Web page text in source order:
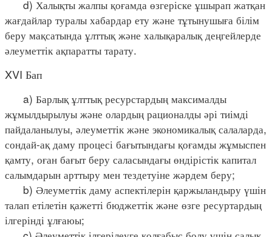
d) Халықты жалпы қоғамда өзгеріске ұшырап жатқан
жағдайлар туралы хабардар ету және тұтынушыға білім
беру мақсатында ұлттық және халықаралық деңгейлерде
әлеуметтік ақпаратты тарату.
XVI Бап
a) Барлық ұлттық ресурстардың максималды
жұмылдырылуы және олардың рационалды әрі тиімді
пайдаланылуы, әлеуметтік және экономикалық салаларда,
сондай-ақ даму процесі бағытындағы қоғамды жұмыспен
қамту, оған бағыт беру саласындағы өндірістік капитал
салымдарын арттыру мен тездетуіне жәрдем беру;
b) Әлеуметтік даму аспектілерін қаржыландыру үшін
талап етілетін қажетті бюджеттік және өзге ресуртардың
ілгерінді ұлғаюы;